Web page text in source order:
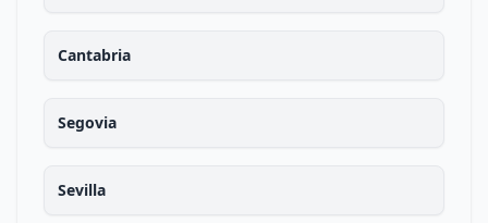
Cantabria
Segovia
Sevilla